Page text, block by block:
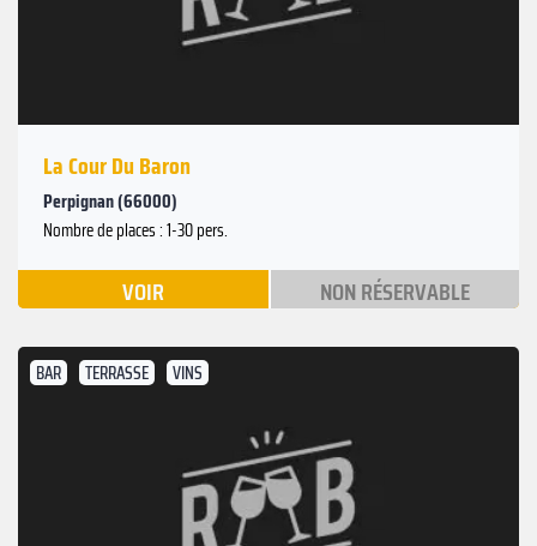
La Cour Du Baron
Perpignan (66000)
Nombre de places : 1-30 pers.
VOIR NON RÉSERVABLE
BAR TERRASSE VINS